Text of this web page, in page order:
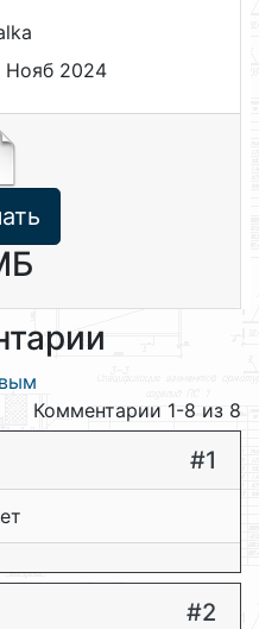
Нояб 2024
Комментарии 1-8 из 8
#1
#2